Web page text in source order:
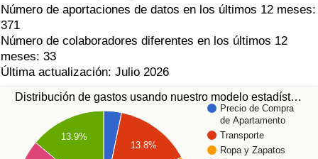
Número de aportaciones de datos en los últimos 12 meses:
371
Número de colaboradores diferentes en los últimos 12
meses: 33
Última actualización: Julio 2026
Distribución de gastos usando nuestro modelo estadíst…
Precio de Compra
de Apartamento
Transporte
Ropa y Zapatos
13.8%
13.9%